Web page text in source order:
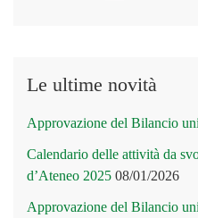
Le ultime novità
Approvazione del Bilancio
Calendario delle attività da
d’Ateneo 2025 08/01/2026
Approvazione del Bilancio